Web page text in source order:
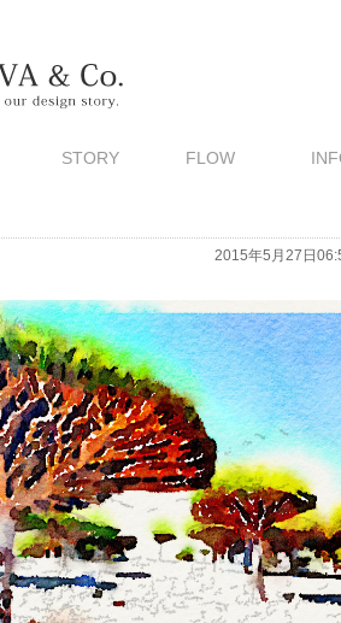
STORY FLOW
2015年5月27日